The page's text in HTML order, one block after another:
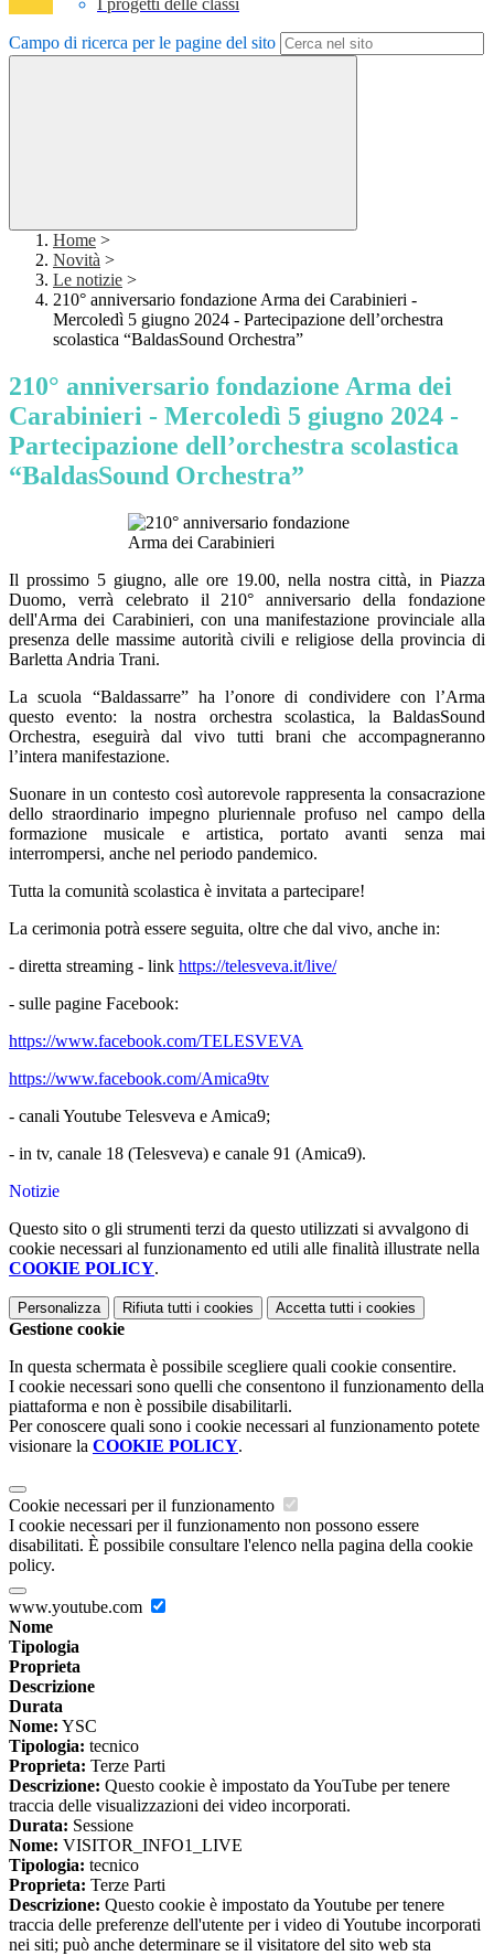
I progetti delle classi
Campo di ricerca per le pagine del sito
Home >
Novità >
Le notizie >
210° anniversario fondazione Arma dei Carabinieri -
Mercoledì 5 giugno 2024 - Partecipazione dell’orchestra
scolastica “BaldasSound Orchestra”
210° anniversario fondazione Arma dei
Carabinieri - Mercoledì 5 giugno 2024 -
Partecipazione dell’orchestra scolastica
“BaldasSound Orchestra”
Il prossimo 5 giugno, alle ore 19.00, nella nostra città, in Piazza
Duomo, verrà celebrato il 210° anniversario della fondazione
dell'Arma dei Carabinieri, con una manifestazione provinciale alla
presenza delle massime autorità civili e religiose della provincia di
Barletta Andria Trani.
La scuola “Baldassarre” ha l’onore di condividere con l’Arma
questo evento: la nostra orchestra scolastica, la BaldasSound
Orchestra, eseguirà dal vivo tutti brani che accompagneranno
l’intera manifestazione.
Suonare in un contesto così autorevole rappresenta la consacrazione
dello straordinario impegno pluriennale profuso nel campo della
formazione musicale e artistica, portato avanti senza mai
interrompersi, anche nel periodo pandemico.
Tutta la comunità scolastica è invitata a partecipare!
La cerimonia potrà essere seguita, oltre che dal vivo, anche in:
- diretta streaming - link https://telesveva.it/live/
- sulle pagine Facebook:
https://www.facebook.com/TELESVEVA
https://www.facebook.com/Amica9tv
- canali Youtube Telesveva e Amica9;
- in tv, canale 18 (Telesveva) e canale 91 (Amica9).
Notizie
Questo sito o gli strumenti terzi da questo utilizzati si avvalgono di
cookie necessari al funzionamento ed utili alle finalità illustrate nella
COOKIE POLICY.
Personalizza Rifiuta tutti i cookies Accetta tutti i cookies
Gestione cookie
In questa schermata è possibile scegliere quali cookie consentire.
I cookie necessari sono quelli che consentono il funzionamento della
piattaforma e non è possibile disabilitarli.
Per conoscere quali sono i cookie necessari al funzionamento potete
visionare la COOKIE POLICY.
Cookie necessari per il funzionamento
I cookie necessari per il funzionamento non possono essere
disabilitati. È possibile consultare l'elenco nella pagina della cookie
policy.
www.youtube.com
Nome
Tipologia
Proprieta
Descrizione
Durata
Nome: YSC
Tipologia: tecnico
Proprieta: Terze Parti
Descrizione: Questo cookie è impostato da YouTube per tenere
traccia delle visualizzazioni dei video incorporati.
Durata: Sessione
Nome: VISITOR_INFO1_LIVE
Tipologia: tecnico
Proprieta: Terze Parti
Descrizione: Questo cookie è impostato da Youtube per tenere
traccia delle preferenze dell'utente per i video di Youtube incorporati
nei siti; può anche determinare se il visitatore del sito web sta